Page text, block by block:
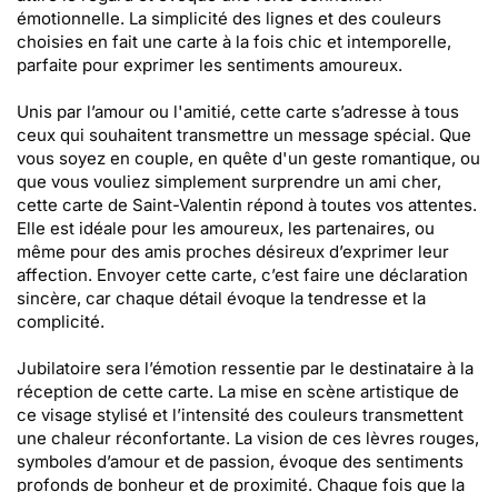
émotionnelle. La simplicité des lignes et des couleurs
choisies en fait une carte à la fois chic et intemporelle,
parfaite pour exprimer les sentiments amoureux.
Unis par l’amour ou l'amitié, cette carte s’adresse à tous
ceux qui souhaitent transmettre un message spécial. Que
vous soyez en couple, en quête d'un geste romantique, ou
que vous vouliez simplement surprendre un ami cher,
cette carte de Saint-Valentin répond à toutes vos attentes.
Elle est idéale pour les amoureux, les partenaires, ou
même pour des amis proches désireux d’exprimer leur
affection. Envoyer cette carte, c’est faire une déclaration
sincère, car chaque détail évoque la tendresse et la
complicité.
Jubilatoire sera l’émotion ressentie par le destinataire à la
réception de cette carte. La mise en scène artistique de
ce visage stylisé et l’intensité des couleurs transmettent
une chaleur réconfortante. La vision de ces lèvres rouges,
symboles d’amour et de passion, évoque des sentiments
profonds de bonheur et de proximité. Chaque fois que la